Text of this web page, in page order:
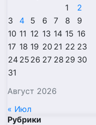
Август 2026
1
2
3
4 5 6 7 8
9
10 11 12 13 14 15 16
17 18 19 20 21 22 23
24 25 26 27 28 29 30
31
« Июл
Рубрики